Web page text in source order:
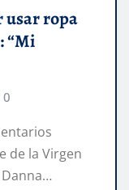
usar ropa
“Mi
0
de la Virgen
Danna…